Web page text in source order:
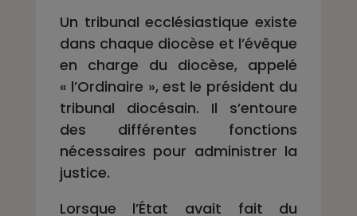
Un tribunal ecclésiastique existe
dans chaque diocèse et l’évêque
en charge du diocèse, appelé
« l’Ordinaire », est le président du
tribunal diocésain. Il s’entoure
des différentes fonctions
nécessaires pour administrer la
justice.
Lorsque l’État avait fait du